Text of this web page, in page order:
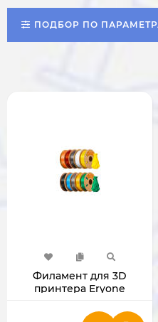
ПОДБОР ПО
Филамент для 3D
принтера Eryone